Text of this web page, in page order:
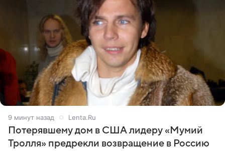
9 минут назад Lenta.Ru
Потерявшему дом в США лидеру «Мумий
Тролля» предрекли возвращение в Россию